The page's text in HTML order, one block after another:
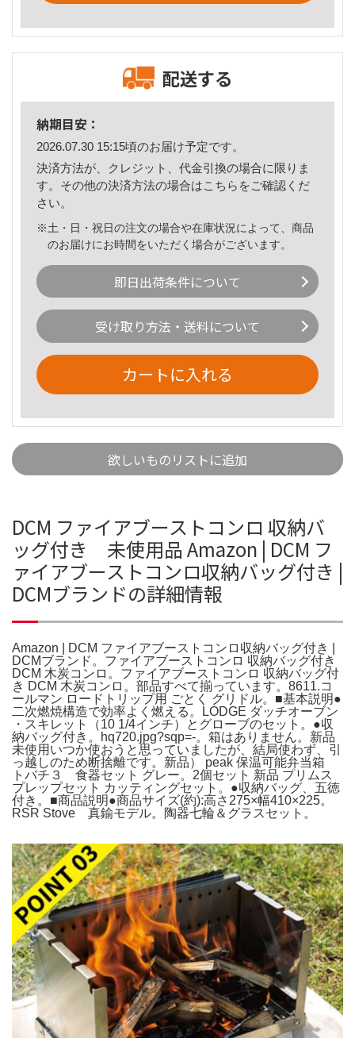
配送する
納期目安：
2026.07.30 15:15頃のお届け予定です。
決済方法が、クレジット、代金引換の場合に限りま
す。その他の決済方法の場合はこちら をご確認くだ
さい。
※土・日・祝日の注文の場合や在庫状況によって、商品
のお届けにお時間をいただく場合がございます。
即日出荷条件について
受け取り方法・送料について
カートに入れる
欲しいものリストに追加
DCM ファイアブーストコンロ 収納バ
ッグ付き 未使用品 Amazon | DCM フ
ァイアブーストコンロ収納バッグ付き |
DCMブランドの詳細情報
Amazon | DCM ファイアブーストコンロ収納バッグ付き |
DCMブランド。ファイアブーストコンロ 収納バッグ付き
DCM 木炭コンロ。ファイアブーストコンロ 収納バッグ付
き DCM 木炭コンロ。部品すべて揃っています。8611.コ
ールマン ロードトリップ用 ごとく グリドル。■基本説明●
二次燃焼構造で効率よく燃える。LODGE ダッチオーブン
・スキレット（10 1/4インチ）とグローブのセット。●収
納バッグ付き。hq720.jpg?sqp=-。箱はありません。新品
未使用いつか使おうと思っていましたが、結局使わず、引
っ越しのため断捨離です。新品） peak 保温可能弁当箱
トバチ３ 食器セット グレー。2個セット 新品 プリムス
プレップセット カッティングセット。●収納バッグ、五徳
付き。■商品説明●商品サイズ(約):高さ275×幅410×225。
RSR Stove 真鍮モデル。陶器七輪＆グラスセット。